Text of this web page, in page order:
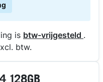
is btw-vrijgesteld .
btw.